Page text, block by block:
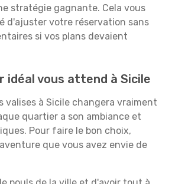
stratégie gagnante. Cela vous
d'ajuster votre réservation sans
si vos plans devaient
idéal vous attend à Sicile
valises à Sicile changera vraiment
quartier a son ambiance et
Pour faire le bon choix,
que vous avez envie de